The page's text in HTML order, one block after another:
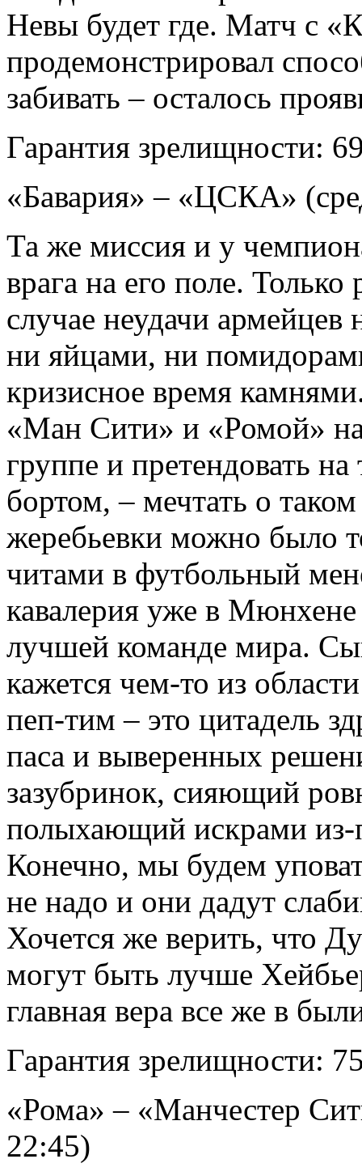
Невы будет где. Матч с
продемонстрировал
забивать – осталось
Гарантия зрелищности:
«Бавария» – «ЦСКА»
Та же миссия и у
врага на его поле.
случае неудачи армейцев
ни яйцами, ни
кризисное время
«Ман Сити» и «Ромой»
группе и претендовать
бортом, – мечтать о
жеребьевки можно было
читами в футбольный
кавалерия уже в
лучшей команде мира.
кажется чем-то из
пеп-тим – это цитадель
паса и выверенных
зазубринок, сияющий
полыхающий искрами из-
Конечно, мы будем
не надо и они дадут
Хочется же верить, что
могут быть лучше
главная вера все же в
Гарантия зрелищности:
«Рома» – «Манчестер
22:45)